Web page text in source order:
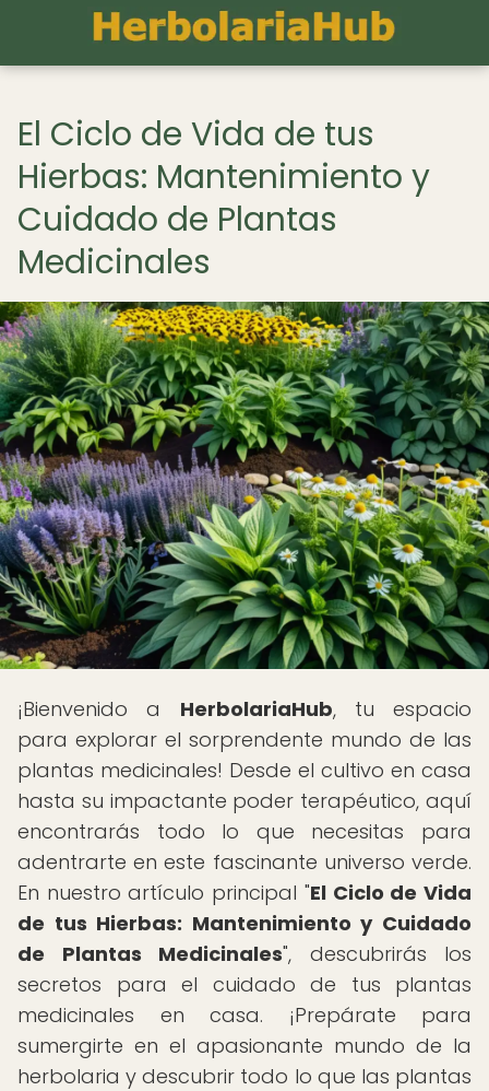
El Ciclo de Vida de tus
Hierbas: Mantenimiento y
Cuidado de Plantas
Medicinales
¡Bienvenido a HerbolariaHub, tu espacio
para explorar el sorprendente mundo de las
plantas medicinales! Desde el cultivo en casa
hasta su impactante poder terapéutico, aquí
encontrarás todo lo que necesitas para
adentrarte en este fascinante universo verde.
En nuestro artículo principal "El Ciclo de Vida
de tus Hierbas: Mantenimiento y Cuidado
de Plantas Medicinales", descubrirás los
secretos para el cuidado de tus plantas
medicinales en casa. ¡Prepárate para
sumergirte en el apasionante mundo de la
herbolaria y descubrir todo lo que las plantas